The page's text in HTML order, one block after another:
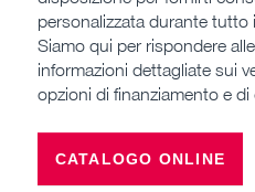
personalizzata durante
Siamo qui per rispondere
informazioni dettagliate sui
opzioni di finanziamento e
CATALOGO ONLINE